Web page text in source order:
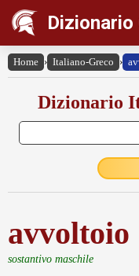
Home › Italiano-Greco ›
Dizionario
avvoltoio
sostantivo maschile